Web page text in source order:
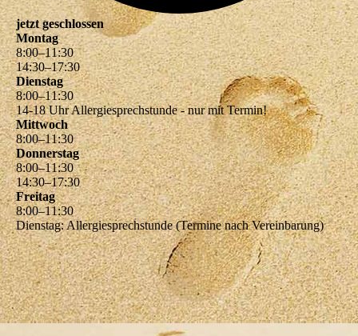
jetzt geschlossen
Montag
8:00–11:30
14:30–17:30
Dienstag
8:00–11:30
14-18 Uhr Allergiesprechstunde - nur mit Termin!
Mittwoch
8:00–11:30
Donnerstag
8:00–11:30
14:30–17:30
Freitag
8:00–11:30
Dienstag: Allergiesprechstunde (Termine nach Vereinbarung)